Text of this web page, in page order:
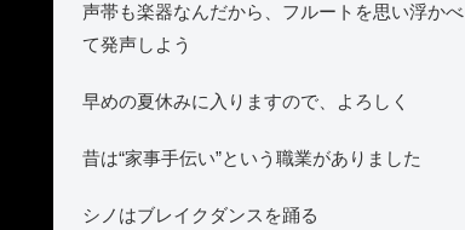
声帯も楽器なんだから、フルートを思い浮かべ
て発声しよう
早めの夏休みに入りますので、よろしく
昔は“家事手伝い”という職業がありました
シノはブレイクダンスを踊る